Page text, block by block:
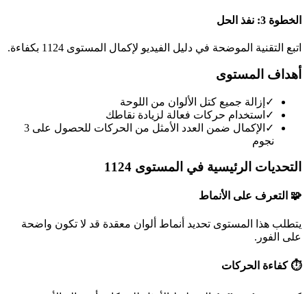
الخطوة 3: نفذ الحل
اتبع التقنية الموضحة في دليل الفيديو لإكمال المستوى 1124 بكفاءة.
أهداف المستوى
✓ إزالة جميع كتل الألوان من اللوحة
✓ استخدام حركات فعالة لزيادة نقاطك
✓
الإكمال ضمن العدد الأمثل من الحركات للحصول على 3
نجوم
التحديات الرئيسية في المستوى 1124
🧩 التعرف على الأنماط
يتطلب هذا المستوى تحديد أنماط ألوان معقدة قد لا تكون واضحة
على الفور.
⏱️ كفاءة الحركات